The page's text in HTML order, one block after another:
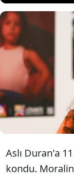
Aslı Duran'a
kondu.